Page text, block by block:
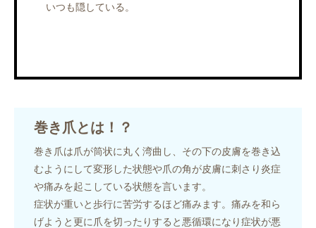
いつも隠している。
巻き爪とは！？
巻き爪は爪が筒状に丸く湾曲し、その下の皮膚を巻き込
むようにして変形した状態や爪の角が皮膚に刺さり炎症
や痛みを起こしている状態を言います。
症状が重いと歩行に苦労するほど痛みます。痛みを和ら
げようと更に爪を切ったりすると悪循環になり症状が悪